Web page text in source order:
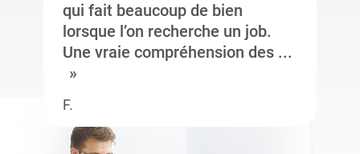
qui fait beaucoup de bien
lorsque l’on recherche un job.
Une vraie compréhension des ...
F.